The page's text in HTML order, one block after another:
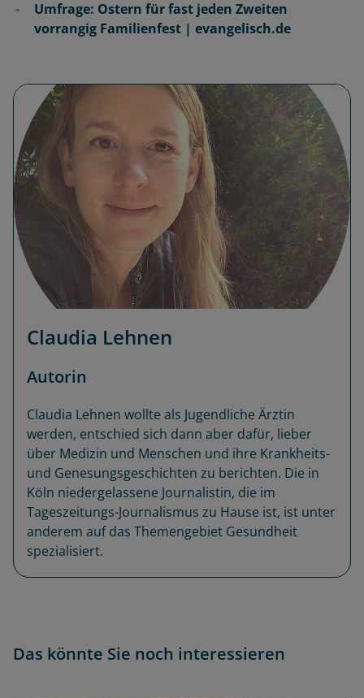
Umfrage: Ostern für fast jeden Zweiten
vorrangig Familienfest | evangelisch.de
Claudia Lehnen
Autorin
Claudia Lehnen wollte als Jugendliche Ärztin
werden, entschied sich dann aber dafür, lieber
über Medizin und Menschen und ihre Krankheits-
und Genesungsgeschichten zu berichten. Die in
Köln niedergelassene Journalistin, die im
Tageszeitungs-Journalismus zu Hause ist, ist unter
anderem auf das Themengebiet Gesundheit
spezialisiert.
Das könnte Sie noch interessieren